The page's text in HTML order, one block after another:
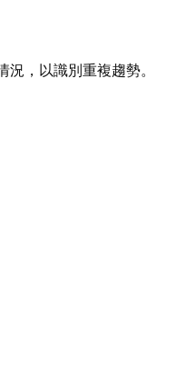
，以識別重複趨勢。